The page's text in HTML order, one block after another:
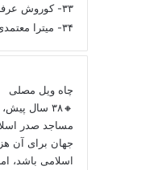
۳۳- کوروش عرفانی ، دیدگاه
۳۴- میترا معتمدی، خودمونی
چاه ویل مصلی
🔸۳۸ سال
مساجد صدر
جهان برای آن
اسلامی باشد،